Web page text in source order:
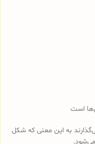
است
به این معنی که شکل